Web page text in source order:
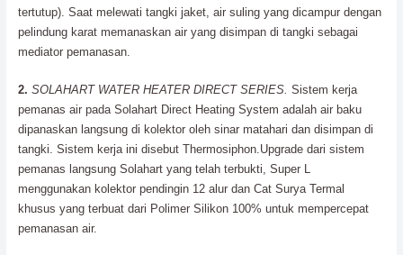
tertutup). Saat melewati tangki jaket, air suling yang dicampur dengan
pelindung karat memanaskan air yang disimpan di tangki sebagai
mediator pemanasan.
2. SOLAHART WATER HEATER DIRECT SERIES. Sistem kerja
pemanas air pada Solahart Direct Heating System adalah air baku
dipanaskan langsung di kolektor oleh sinar matahari dan disimpan di
tangki. Sistem kerja ini disebut Thermosiphon.Upgrade dari sistem
pemanas langsung Solahart yang telah terbukti, Super L
menggunakan kolektor pendingin 12 alur dan Cat Surya Termal
khusus yang terbuat dari Polimer Silikon 100% untuk mempercepat
pemanasan air.